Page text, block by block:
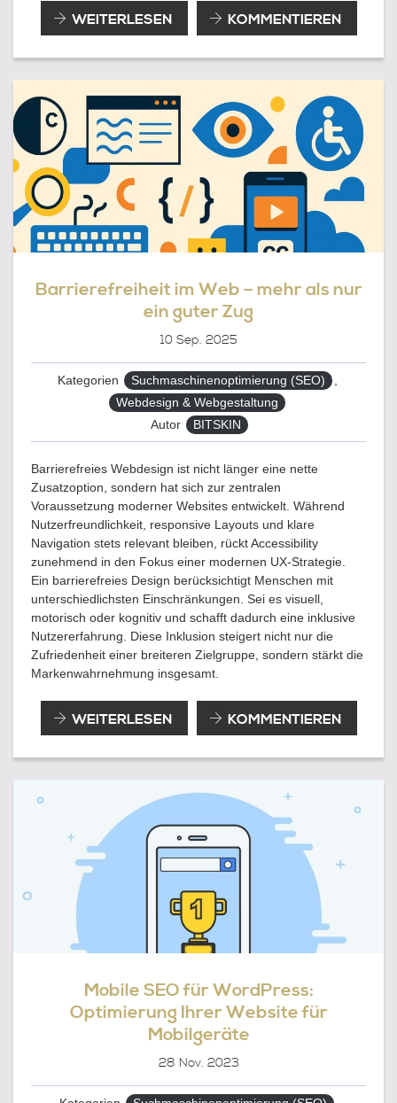
MICRO-
INTERACTIONS
UND
EFFEKTE
GROSSER W
IRKUNG I
EBDESIGN 2
025
WEITERLESEN KOMMENTIEREN
Barrierefreiheit im Web – mehr als nur
ein guter Zug
10 Sep. 2025
Kategorien Suchmaschinenoptimierung (SEO)
,
Webdesign & Webgestaltung
Autor
BITSKIN
Barrierefreies Webdesign ist nicht länger eine nette
Zusatzoption, sondern hat sich zur zentralen
Voraussetzung moderner Websites entwickelt. Während
Nutzerfreundlichkeit, responsive Layouts und klare
Navigation stets relevant bleiben, rückt Accessibility
zunehmend in den Fokus einer modernen UX-Strategie.
Ein barrierefreies Design berücksichtigt Menschen mit
unterschiedlichsten Einschränkungen. Sei es visuell,
motorisch oder kognitiv und schafft dadurch eine inklusive
Nutzererfahrung. Diese Inklusion steigert nicht nur die
Zufriedenheit einer breiteren Zielgruppe, sondern stärkt die
Markenwahrnehmung insgesamt.
BARRIEREFREIHEIT
IM
WEB
EIN
GUTER
ZUG
WEITERLESEN KOMMENTIEREN
Mobile SEO für WordPress:
Optimierung Ihrer Website für
Mobilgeräte
28 Nov. 2023